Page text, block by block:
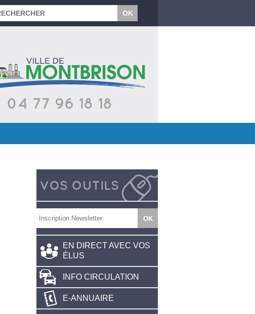
EN DIRECT AVEC VOS
ÉLUS
INFO CIRCULATION
E-ANNUAIRE